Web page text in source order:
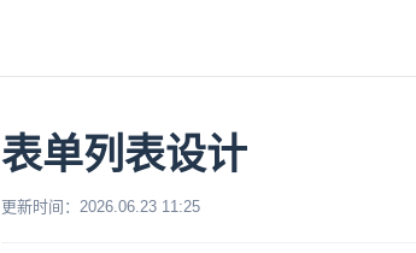
表单列表设计
更新时间：2026.06.23 11:25